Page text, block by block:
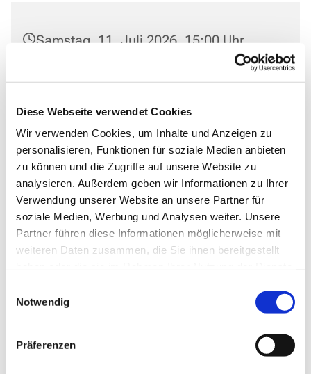
Diese Webseite verwendet Cookies
Wir verwenden Cookies, um Inhalte und Anzeigen zu
personalisieren, Funktionen für soziale Medien anbieten
zu können und die Zugriffe auf unsere Website zu
analysieren. Außerdem geben wir Informationen zu Ihrer
Verwendung unserer Website an unsere Partner für
soziale Medien, Werbung und Analysen weiter. Unsere
Partner führen diese Informationen möglicherweise mit
weiteren Daten zusammen, die Sie ihnen bereitgestellt
Notwendig
Präferenzen
Samstag, 11. Juli 2026, 15:00 Uhr
Cyriakusgarten, Auf der Insel 5, 60489
Mariana Arandjelovic, Silke Schrom
Die klimaschützende GartenAG ist eine offene,
generationsübergreifende Gruppe. Kinder und
Erwachsene können hier wunderbar
Sandariums.